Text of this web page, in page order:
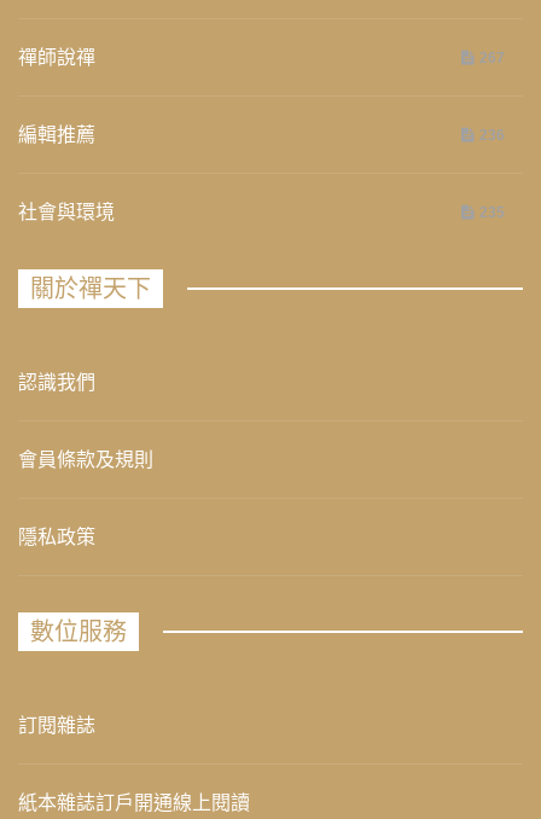
禪師說禪 267
編輯推薦 236
社會與環境 235
關於禪天下
認識我們
會員條款及規則
隱私政策
數位服務
訂閱雜誌
紙本雜誌訂戶開通線上閱讀